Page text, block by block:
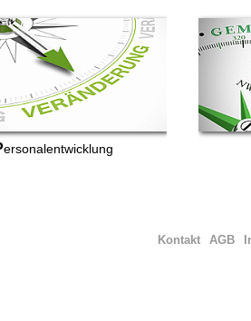
ersonalentwicklung
AGB
Kontakt